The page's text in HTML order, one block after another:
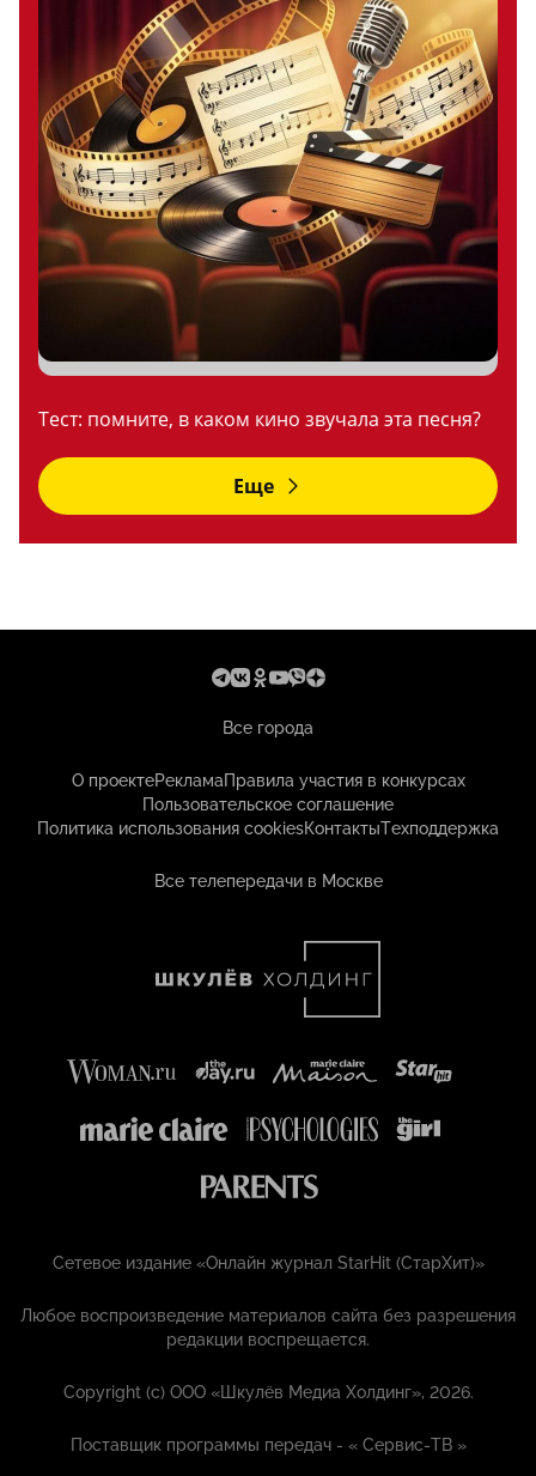
Тест: помните, в каком кино звучала эта песня?
Еще
Все города
О проектеРекламаПравила участия в конкурсах
Пользовательское соглашение
Политика использования cookiesКонтактыТехподдержка
Все телепередачи в Москве
Сетевое издание «Онлайн журнал StarHit (СтарХит)»
Любое воспроизведение материалов сайта без разрешения
редакции воспрещается.
Copyright (с) ООО «Шкулёв Медиа Холдинг», 2026.
Поставщик программы передач - «Сервис-ТВ »